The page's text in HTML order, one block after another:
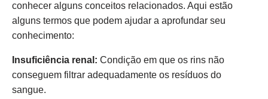
conhecer alguns conceitos relacionados. Aqui estão
alguns termos que podem ajudar a aprofundar seu
conhecimento:
Insuficiência renal: Condição em que os rins não
conseguem filtrar adequadamente os resíduos do
sangue.